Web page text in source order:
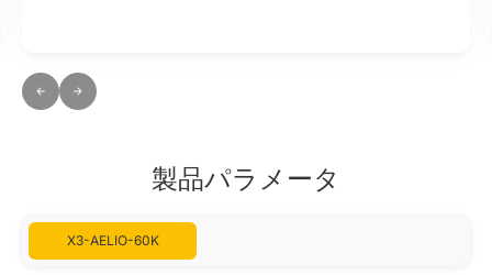
製品パラメータ
X3-AELIO-60K